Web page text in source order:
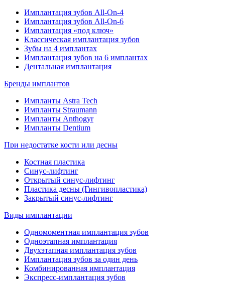
Имплантация зубов All-On-4
Имплантация зубов All-On-6
Имплантация «под ключ»
Классическая имплантация зубов
Зубы на 4 имплантах
Имплантация зубов на 6 имплантах
Дентальная имплантация
Бренды имплантов
Импланты Astra Tech
Импланты Straumann
Импланты Anthogyr
Импланты Dentium
При недостатке кости или десны
Костная пластика
Синус-лифтинг
Открытый синус-лифтинг
Пластика десны (Гингивопластика)
Закрытый синус-лифтинг
Виды имплантации
Одномоментная имплантация зубов
Одноэтапная имплантация
Двухэтапная имплантация зубов
Имплантация зубов за один день
Комбинированная имплантация
Экспресс-имплантация зубов